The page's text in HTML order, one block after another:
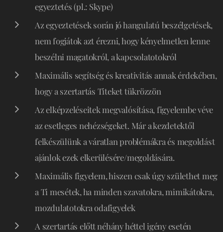
egyeztetés (pl.: Skype)
Az egyeztetések során jó hangulatú beszélgetések,
nem fogjátok azt érezni, hogy kényelmetlen lenne
beszélni magatokról, a kapcsolatotokról
Maximális segítség és kreativitás annak érdekében,
hogy a szertartás Titeket tükrözzön
Az elképzeléseitek megvalósítása, figyelembe véve
az esetleges nehézségeket. Már a kezdetektől
felkészülünk a váratlan problémákra és megoldást
ajánlok ezek elkerülésére/megoldására.
Maximális figyelem, hiszen csak úgy születhet meg
a Ti mesétek, ha minden szavatokra, mimikátokra,
mozdulatotokra odafigyelek
A szertartás előtt néhány héttel igény esetén